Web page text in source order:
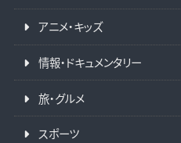
アニメ・キッズ
情報・ドキュメンタリー
旅・グルメ
スポーツ